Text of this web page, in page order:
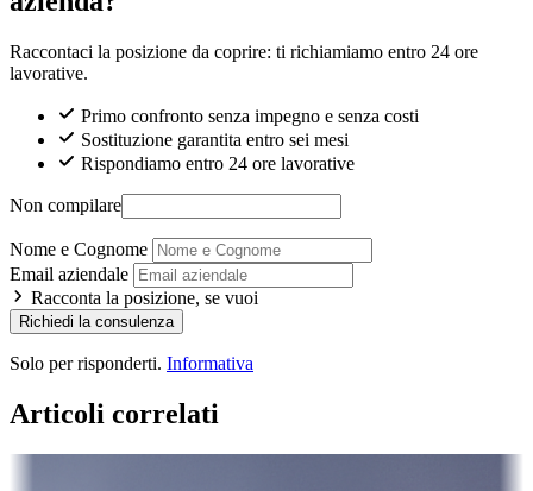
Raccontaci la posizione da coprire: ti richiamiamo entro 24 ore
lavorative.
Primo confronto senza impegno e senza costi
Sostituzione garantita entro sei mesi
Rispondiamo entro 24 ore lavorative
Non compilare
Nome e Cognome
Email aziendale
Racconta la posizione, se vuoi
Richiedi la consulenza
Solo per risponderti. Informativa
Articoli correlati